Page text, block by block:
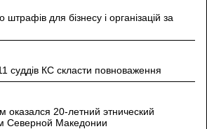
для бізнесу і організацій за
суддів КС скласти повноваження
оказался 20-летний этнический
Северной Македонии